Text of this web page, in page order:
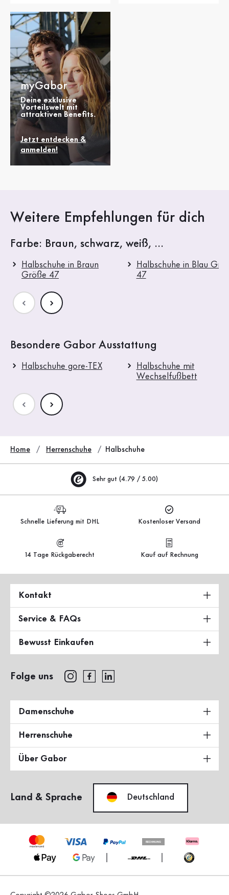
myGabor
Deine exklusive
Vorteilswelt mit
attraktiven Benefits.
Jetzt entdecken &
anmelden!
Weitere Empfehlungen für dich
Farbe: Braun, schwarz, weiß, ...
Halbschuhe in Braun
Größe 47
Halbschuhe in Blau
47
Besondere Gabor Ausstattung
Halbschuhe gore-TEX
Halbschuhe mit
Wechselfußbett
Home Herrenschuhe Halbschuhe
Sehr gut (4.79 / 5.00)
Schnelle Lieferung mit DHL Kostenloser Versand
14 Tage Rückgaberecht Kauf auf Rechnung
Kontakt
Service & FAQs
Bewusst Einkaufen
Folge uns
Damenschuhe
Herrenschuhe
Über Gabor
Land & Sprache Deutschland